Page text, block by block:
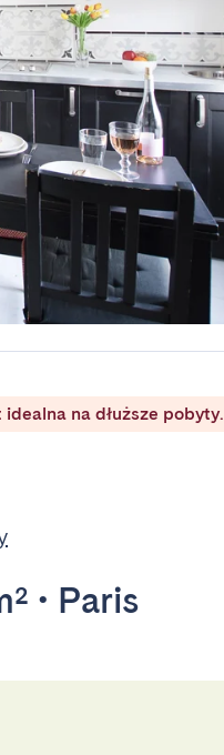
na dłuższe pobyty.
• Paris